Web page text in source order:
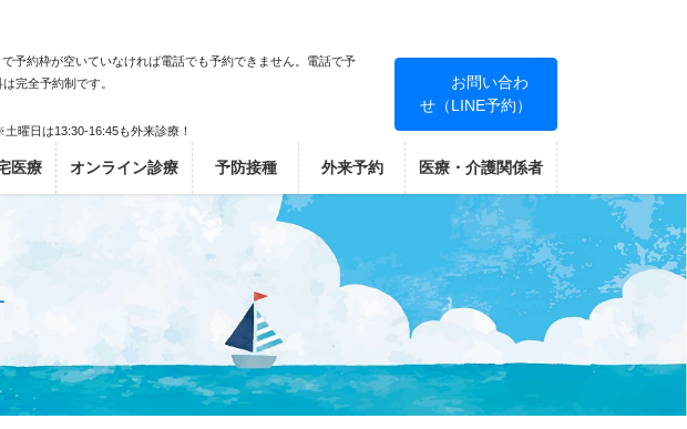
予約枠が空いていなければ電話でも予約できません。電話で予
完全予約制です。
曜日は13:30-16:45も外来診療！
お問い合わ
せ（LINE予約）
医療 オンライン診療 予防接種 外来予約 医療・介護関係者